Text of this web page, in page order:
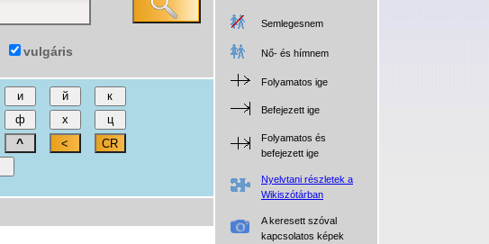
Semlegesnem
Nő- és hímnem
Folyamatos ige
Befejezett ige
Folyamatos és
befejezett ige
Nyelvtani részletek a
Wikiszótárban
A keresett szóval
kapcsolatos képek
vulgáris